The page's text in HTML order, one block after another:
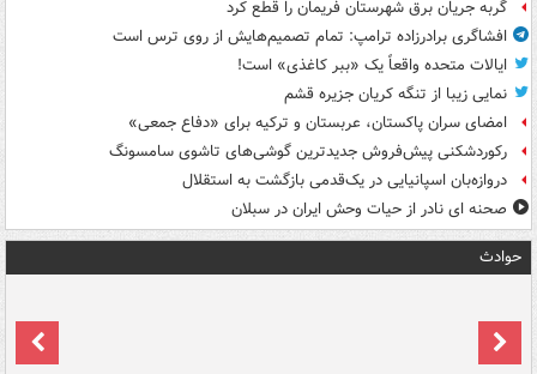
گربه جریان برق شهرستان فریمان را قطع کرد
افشاگری برادرزاده ترامپ: تمام تصمیم‌هایش از روی ترس است
ایالات متحده واقعاً یک «ببر کاغذی» است!
نمایی زیبا از تنگه کریان جزیره قشم
امضای سران پاکستان، عربستان و ترکیه برای «دفاع جمعی»
رکوردشکنی پیش‌فروش جدیدترین گوشی‌های تاشوی سامسونگ
دروازه‌بان اسپانیایی در یک‌قدمی بازگشت به استقلال
صحنه ای نادر از حیات وحش ایران در سبلان
حوادث